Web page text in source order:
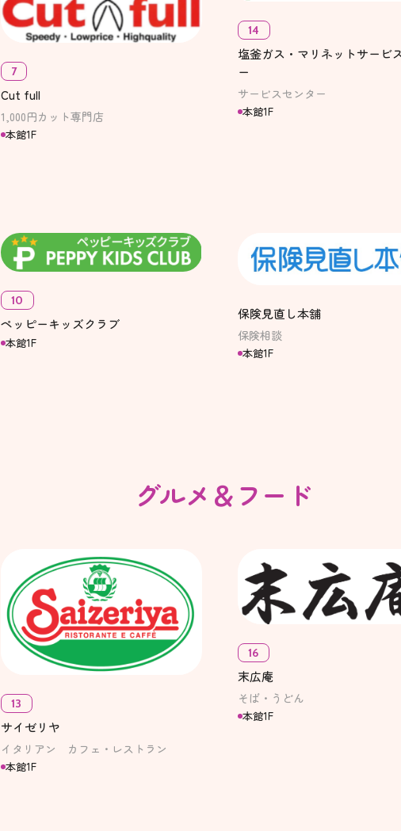
7
Cut full
1,000円カット専門店
本館1F
14
塩釜ガス・マリネットサービ
ー
サービスセンター
本館1F
10
ペッピーキッズクラブ
本館1F
保険見直し本舗
保険相談
本館1F
グルメ＆フード
13
サイゼリヤ
イタリアン カフェ・レストラン
本館1F
16
末広庵
そば・うどん
本館1F